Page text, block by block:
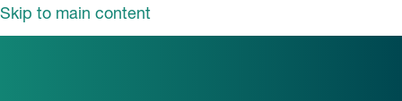
Skip to main content
ICON